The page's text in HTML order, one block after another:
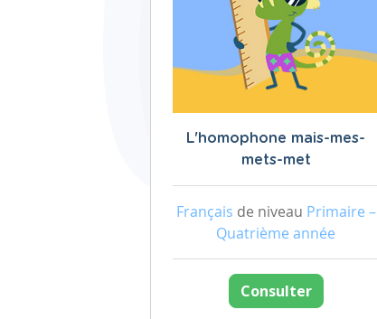
L'homophone mais-mes-
mets-met
Français de niveau Primaire –
Quatrième année
Consulter